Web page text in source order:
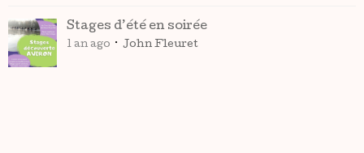
Stages d’été en soirée
1 an ago John Fleuret